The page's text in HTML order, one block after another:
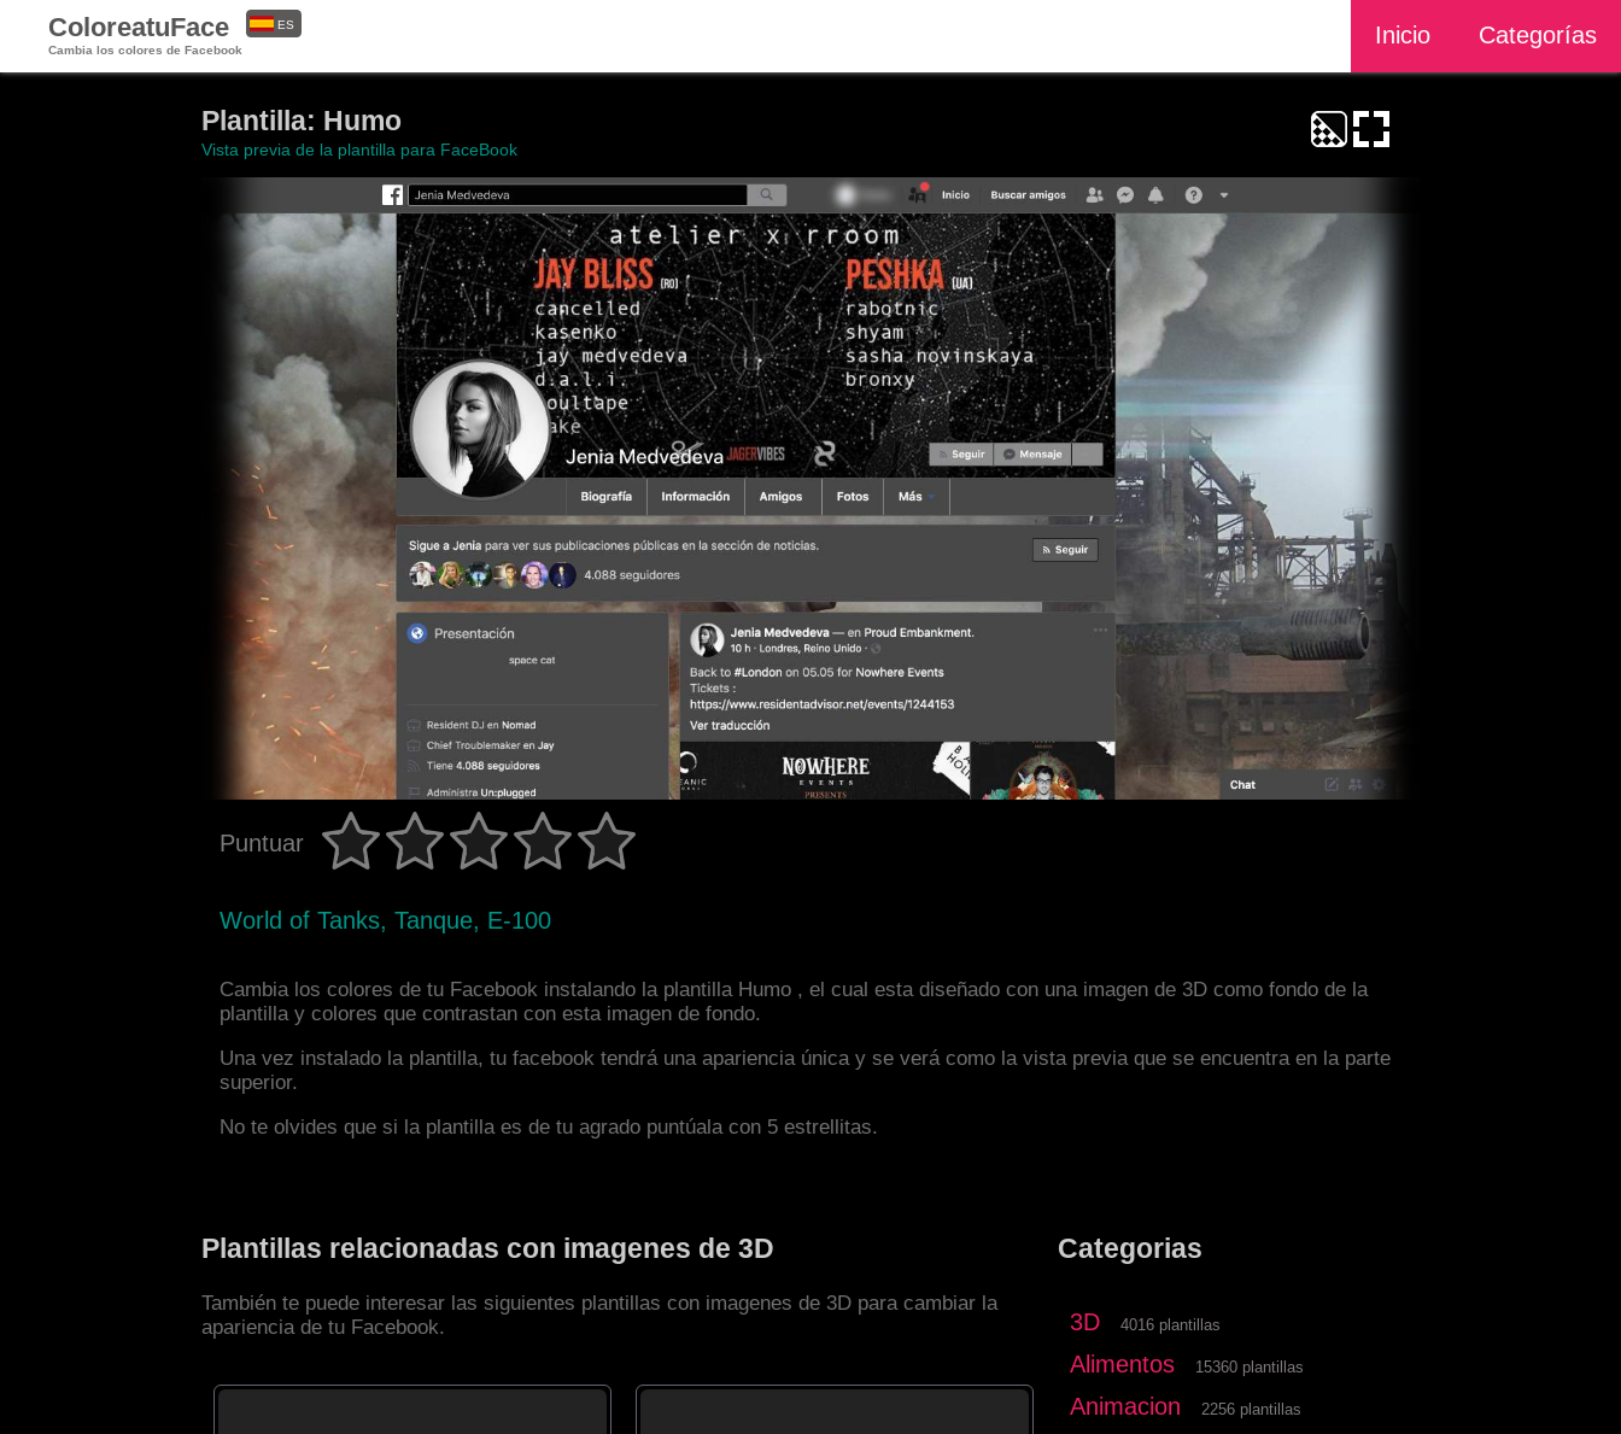
ColoreatuFace
Cambia los colores de Facebook
Inicio Categorías
ES
Plantilla: Humo
Vista previa de la plantilla para FaceBook
Puntuar
World of Tanks, Tanque, E-100
Cambia los colores de tu Facebook instalando la plantilla Humo , el cual esta diseñado con una imagen de 3D como fondo de la
plantilla y colores que contrastan con esta imagen de fondo.
Una vez instalado la plantilla, tu facebook tendrá una apariencia única y se verá como la vista previa que se encuentra en la parte
superior.
No te olvides que si la plantilla es de tu agrado puntúala con 5 estrellitas.
Plantillas relacionadas con imagenes de 3D
También te puede interesar las siguientes plantillas con imagenes de 3D para cambiar la
apariencia de tu Facebook.
Categorias
3D 4016 plantillas
Alimentos 15360 plantillas
Animacion 2256 plantillas